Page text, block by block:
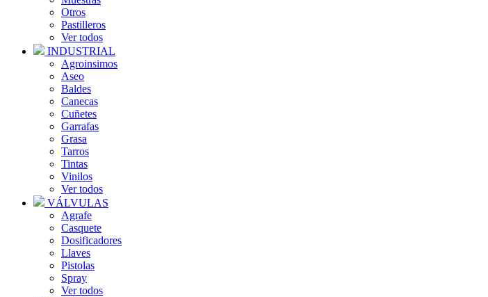
Otros
Pastilleros
Ver todos
INDUSTRIAL
Agroinsimos
Aseo
Baldes
Canecas
Cuñetes
Garrafas
Grasa
Tarros
Tintas
Vinilos
Ver todos
VÁLVULAS
Agrafe
Casquete
Dosificadores
Llaves
Pistolas
Spray
Ver todos